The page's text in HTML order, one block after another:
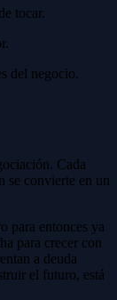
tocar.
del negocio.
Cada
se convierte en un
para entonces ya
para crecer con
a deuda
el futuro, está